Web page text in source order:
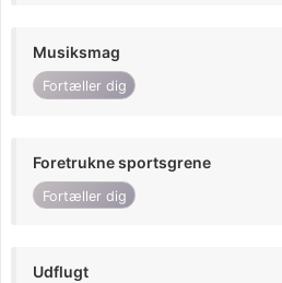
Musiksmag
Fortæller dig
Foretrukne sportsgrene
Fortæller dig
Udflugt